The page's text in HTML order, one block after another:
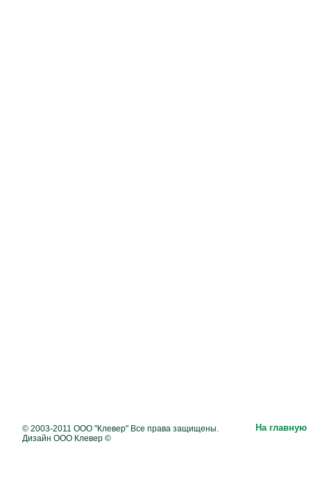
© 2003-2011 ООО "Клевер" Все права защищены.
Дизайн ООО Клевер ©
На главную